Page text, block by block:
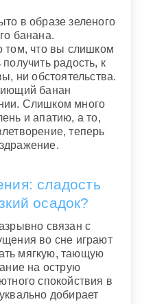
в образе зеленого
банана.
том, что вы слишком
радость, к
ни обстоятельства.
банан
Слишком много
и апатию, а то,
теперь
сладость
осадок?
связан с
во сне играют
мягкую, тающую
на острую
спокойствия в
добирает